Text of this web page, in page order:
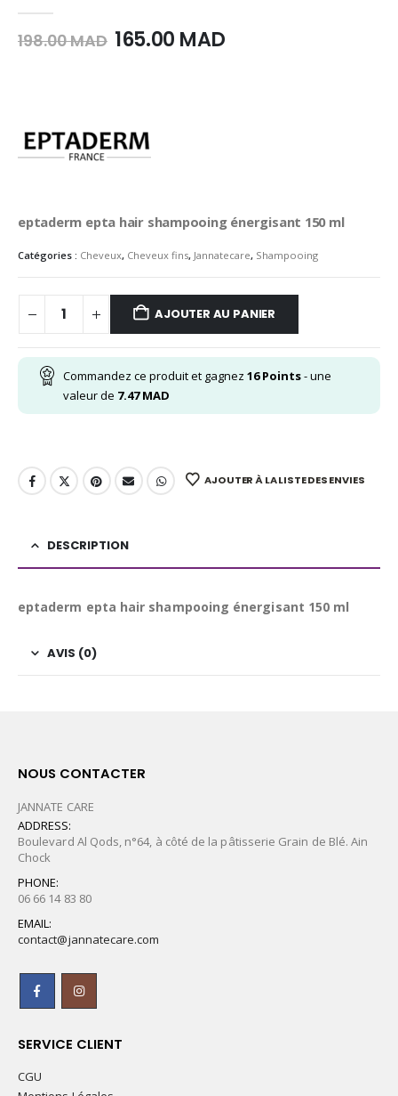
198.00MAD Le
MAD.
165.00 MADLe
eptaderm epta hair shampooing énergisant 150 ml
Catégories : Cheveux, Cheveux fins, Jannatecare, Shampooing
AJOUTER AU PANIER
Commandez ce produit et gagnez 16Points- une
valeur de 7.47MAD
AJOUTER À LA LISTE DES ENVIES
DESCRIPTION
eptaderm epta hair shampooing énergisant 150 ml
AVIS (0)
NOUS CONTACTER
JANNATE CARE
ADDRESS:
Boulevard Al Qods, n°64, à côté de la pâtisserie Grain de Blé. Ain
Chock
PHONE:
06 66 14 83 80
EMAIL:
contact@jannatecare.com
SERVICE CLIENT
CGU